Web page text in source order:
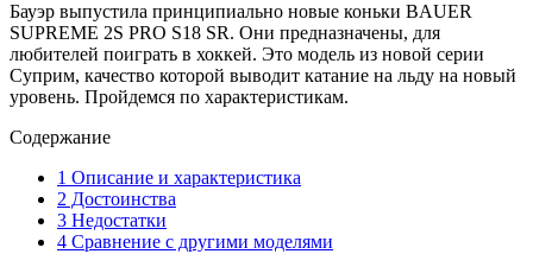
Бауэр выпустила принципиально новые коньки BAUER
SUPREME 2S PRO S18 SR. Они предназначены, для
любителей поиграть в хоккей. Это модель из новой серии
Суприм, качество которой выводит катание на льду на новый
уровень. Пройдемся по характеристикам.
Содержание
1 Описание и характеристика
2 Достоинства
3 Недостатки
4 Сравнение с другими моделями